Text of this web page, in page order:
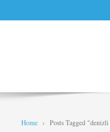
Home › Posts Tagged